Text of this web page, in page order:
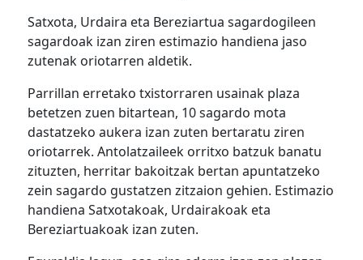
Satxota, Urdaira eta Bereziartua sagardogileen
sagardoak izan ziren estimazio handiena jaso
zutenak oriotarren aldetik.
Parrillan erretako txistorraren usainak plaza
betetzen zuen bitartean, 10 sagardo mota
dastatzeko aukera izan zuten bertaratu ziren
oriotarrek. Antolatzaileek orritxo batzuk banatu
zituzten, herritar bakoitzak bertan apuntatzeko
zein sagardo gustatzen zitzaion gehien. Estimazio
handiena Satxotakoak, Urdairakoak eta
Bereziartuakoak izan zuten.